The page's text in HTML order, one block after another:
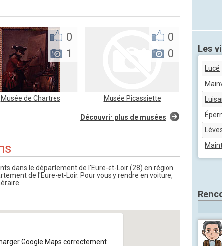
Musée de Chartres
0
1
Musée Picassiette
0
0
Découvrir plus de musées
dans le département de l'Eure-et-Loir (28) en région
de l'Eure-et-Loir. Pour vous y rendre en voiture,
Google Maps correctement
Les
Lucé
Lèves